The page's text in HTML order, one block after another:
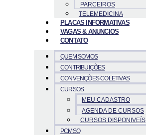
PARCEIROS
TELEMEDICINA
PLACAS INFORMATIVAS
VAGAS & ANUNCIOS
CONTATO
QUEM SOMOS
CONTRIBUIÇÕES
CONVENÇÕES COLETIVAS
CURSOS
MEU CADASTRO
AGENDA DE CURSOS
CURSOS DISPONIVEÍS
PCMSO